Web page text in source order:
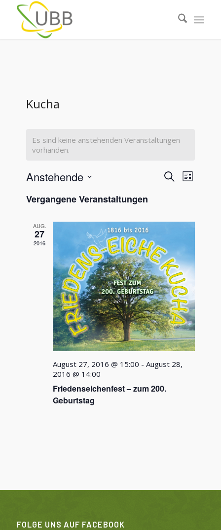
Kucha
Es sind keine anstehenden Veranstaltungen
vorhanden.
SucheListe
Anstehende
wählen.
Vergangene Veranstaltungen
AUG.
27
2016
August 27, 2016 @ 15:00 -August 28,
2016 @ 14:00
Friedenseichenfest – zum 200.
Geburtstag
FOLGE UNS AUF FACEBOOK